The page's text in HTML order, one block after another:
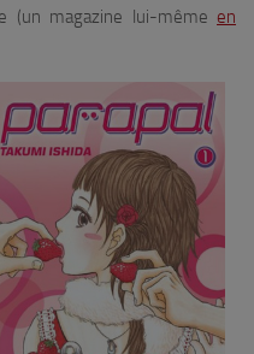
(un magazine lui-même en